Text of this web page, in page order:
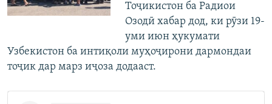
Тоҷикистон ба Радиои
Озодӣ хабар дод, ки рӯзи 19-
уми июн ҳукумати
Узбекистон ба интиқоли муҳоҷирони дармондаи
тоҷик дар марз иҷоза додааст.